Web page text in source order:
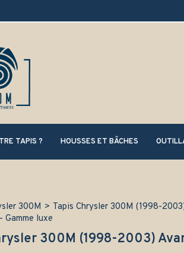
TAPIS ? HOUSSES ET BÂCHES
300M > Tapis Chrysler 300M (1998-
Gamme luxe
300M (1998-2003)